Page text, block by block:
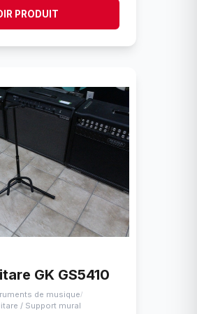
PRODUIT
GK GS5410
de musique/
/ Support mural